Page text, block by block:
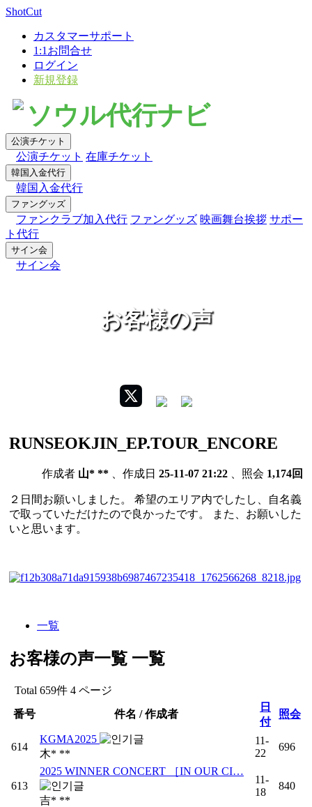
ShotCut
カスタマーサポート
1:1お問合せ
ログイン
新規登録
ソウル代行ナビ
公演チケット
公演チケット 在庫チケット
韓国入金代行
韓国入金代行
ファングッズ
ファンクラブ加入代行 ファングッズ 映画舞台挨拶 サポー
ト代行
サイン会
サイン会
お客様の声
RUNSEOKJIN_EP.TOUR_ENCORE
作成者 山* ** 、作成日 25-11-07 21:22 、照会 1,174回
２日間お願いしました。 希望のエリア内でしたし、自名義
で取っていただけたので良かったです。 また、お願いした
いと思います。
一覧
お客様の声一覧 一覧
Total 659件 4 ページ
番号
件名 / 作成者
日
付
照会
614
KGMA2025
木* **
11-
22
696
613
2025 WINNER CONCERT ［IN OUR CI…
吉* **
11-
18
840